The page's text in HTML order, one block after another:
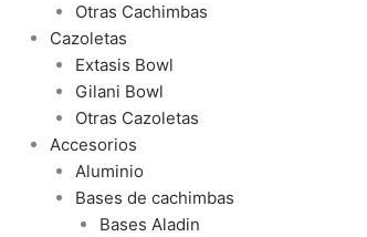
Otras Cachimbas
Cazoletas
Extasis Bowl
Gilani Bowl
Otras Cazoletas
Accesorios
Aluminio
Bases de cachimbas
Bases Aladin